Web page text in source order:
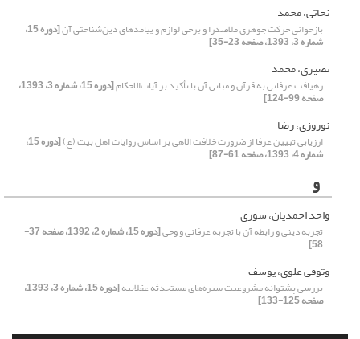
نجاتی، محمد
بازخوانی حرکت جوهری ملاصدرا و برخی لوازم و پیامد‌های دین‌شناختی آن [دوره 15،
شماره 3، 1393، صفحه 23-35]
نصیری، محمد
رهیافت عرفانی به قرآن و مبانی آن با تأکید بر آیات‌الاحکام [دوره 15، شماره 3، 1393،
صفحه 99-124]
نوروزی، رضا
ارزیابی تبیین عرفا از ضرورت خلافت الاهی بر اساس روایات اهل بیت (ع) [دوره 15،
شماره 4، 1393، صفحه 61-87]
و
واحد احمدیان، سوری
تجربه دینی و رابطه آن با تجربه عرفانی و وحی [دوره 15، شماره 2، 1392، صفحه 37-
58]
وثوقی علوی، یوسف
بررسی پشتوانه مشروعیت سیره‌های مستحدثه عقلاییه [دوره 15، شماره 3، 1393،
صفحه 125-133]